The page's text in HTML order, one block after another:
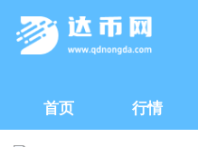
首页 行情